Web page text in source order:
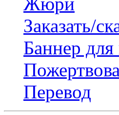
Заказать/
Баннер
Перевод